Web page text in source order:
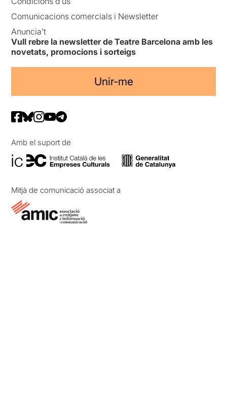
Comunicacions comercials i Newsletter
Anuncia’t
Vull rebre la newsletter de Teatre Barcelona amb les
novetats, promocions i sorteigs
Unir-me
Amb el suport de
Mitjà de comunicació associat a